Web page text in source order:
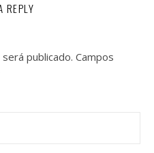
REPLY
publicado. Campos